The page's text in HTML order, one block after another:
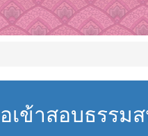
เข้าสอบธรร